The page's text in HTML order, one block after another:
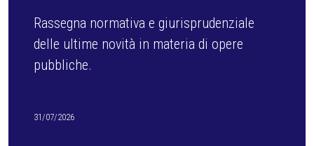
CURRICULA
29/07/2026